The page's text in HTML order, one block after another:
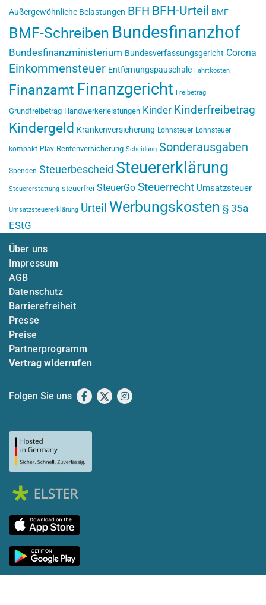
Außergewöhnliche Belastungen BFH BFH-Urteil BMF
BMF-Schreiben Bundesfinanzhof
Bundesfinanzministerium Bundesverfassungsgericht Corona
Einkommensteuer Entfernungspauschale Fahrtkosten
Finanzamt Finanzgericht Freibetrag
Grundfreibetrag Handwerkerleistungen Kinder Kinderfreibetrag
Kindergeld Krankenversicherung Lohnsteuer Lohnsteuer
kompakt Play Rentenversicherung Scheidung Sonderausgaben
Spenden Steuerbescheid Steuererklärung
Steuererstattung steuerfrei SteuerGo Steuerrecht Umsatzsteuer
Umsatzsteuererklärung Urteil Werbungskosten § 35a
EStG
Über uns
Impressum
AGB
Datenschutz
Barrierefreiheit
Presse
Preise
Partnerprogramm
Vertrag widerrufen
Folgen Sie uns Facebook
X Instagram